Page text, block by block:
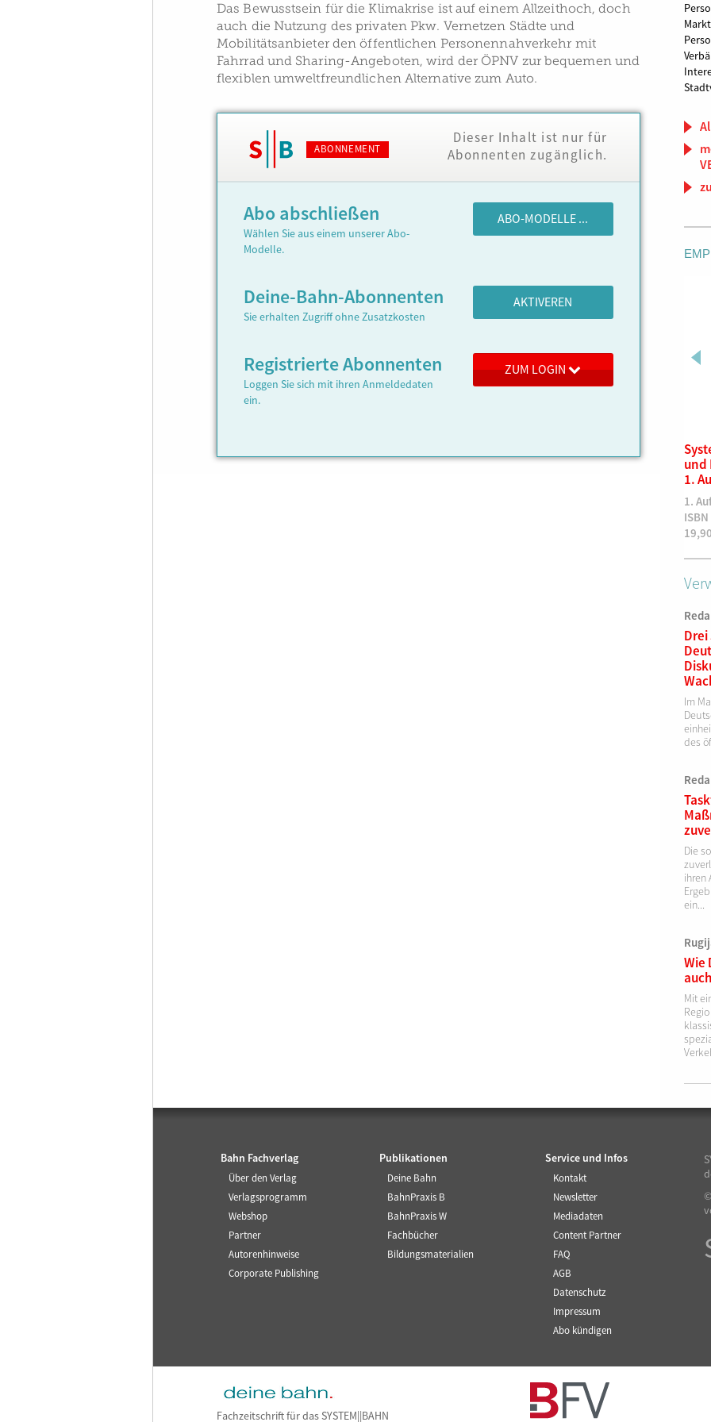
Das Bewusstsein für die Klimakrise ist auf einem Allzeithoch, doch
auch die Nutzung des privaten Pkw. Vernetzen Städte und
Mobilitätsanbieter den öffentlichen Personennahverkehr mit
Fahrrad und Sharing-Angeboten, wird der ÖPNV zur bequemen und
flexiblen umweltfreundlichen Alternative zum Auto.
ABONNEMENT
Dieser Inhalt ist nur für
Abonnenten zugänglich.
Abo abschließen
Wählen Sie aus einem unserer Abo-
Modelle.
ABO-MODELLE ...
Deine-Bahn-Abonnenten
Sie erhalten Zugriff ohne Zusatzkosten
AKTIVEREN
Registrierte Abonnenten
Loggen Sie sich mit ihren Anmeldedaten
ein.
ZUM LOGIN
Schienenpersonennahverke
und
1.
1.
19,90
Drei
Im
des
Die
ihren
ein...
Wie
Mit
Bahn Fachverlag
Über den Verlag
Verlagsprogramm
Webshop
Partner
Autorenhinweise
Corporate Publishing
Publikationen
Deine Bahn
BahnPraxis B
BahnPraxis W
Fachbücher
Bildungsmaterialien
Service und Infos
Kontakt
Newsletter
Mediadaten
Content Partner
FAQ
AGB
Datenschutz
Impressum
Abo kündigen
Fachzeitschrift für das SYSTEM||BAHN